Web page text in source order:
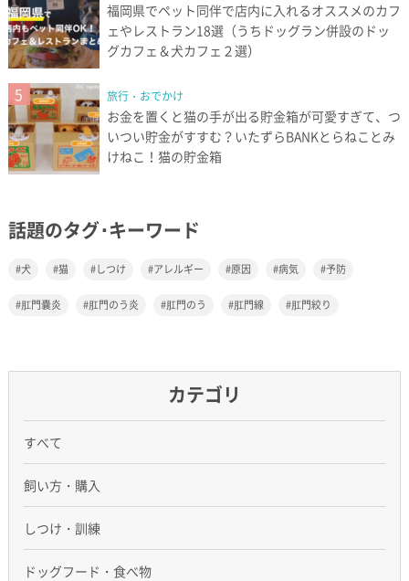
福岡県でペット同伴で店内に入れるオススメのカフ
ェやレストラン18選（うちドッグラン併設のドッ
グカフェ＆犬カフェ２選）
5 旅行・おでかけ
お金を置くと猫の手が出る貯金箱が可愛すぎて、つ
いつい貯金がすすむ？いたずらBANKとらねことみ
けねこ！猫の貯金箱
話題のタグ･キーワード
犬 猫 しつけ アレルギー 原因 病気 予防
肛門嚢炎 肛門のう炎 肛門のう 肛門線 肛門絞り
カテゴリ
すべて
飼い方・購入
しつけ・訓練
ドッグフード・食べ物